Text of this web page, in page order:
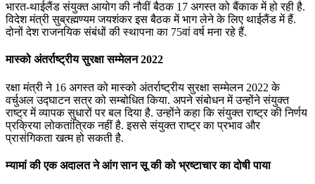
भारत-थाईलैंड संयुक्त आयोग की नौवीं बैठक 17 अगस्त को बैंकाक में हो रही है.
विदेश मंत्री सुब्रह्मण्यम जयशंकर इस बैठक में भाग लेने के लिए थाईलैंड में हैं.
दोनों देश राजनयिक संबंधों की स्थापना का 75वां वर्ष मना रहे हैं.
मास्‍को अंतर्राष्ट्रीय सुरक्षा सम्मेलन 2022
रक्षा मंत्री ने 16 अगस्त को मास्‍को अंतर्राष्ट्रीय सुरक्षा सम्मेलन 2022 के
वर्चुअल उद्घाटन सत्र को सम्‍बोधित किया. अपने संबोधन में उन्होंने संयुक्‍त
राष्‍ट्र में व्‍यापक सुधारों पर बल दिया है. उन्होंने कहा कि संयुक्त राष्ट्र की निर्णय
प्रक्रिया लोकतांत्रिक नहीं है. इससे संयुक्त राष्ट्र का प्रभाव और
प्रासंगिकता खत्‍म हो सकती है.
म्यामां की एक अदालत ने आंग सान सू की को भ्रष्टाचार का दोषी पाया